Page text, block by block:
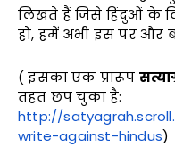
लिखते हैं जिसे हिंदुओं के
हो, हमें अभी इस पर और
( इसका एक प्रारूप
तहत छप चुका है:
http://
write-against-hindus)